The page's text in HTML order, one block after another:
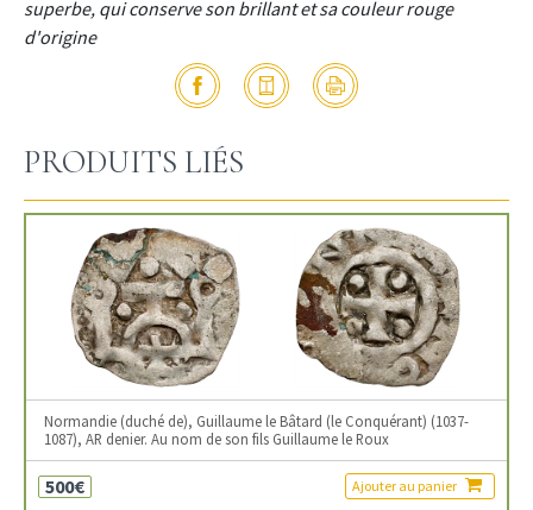
superbe, qui conserve son brillant et sa couleur rouge
d'origine
PRODUITS LIÉS
Normandie (duché de), Guillaume le Bâtard (le Conquérant) (1037-
1087), AR denier. Au nom de son fils Guillaume le Roux
500€ Ajouter au panier